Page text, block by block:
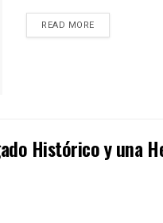
READ MOREDETAILS
Histórico y una